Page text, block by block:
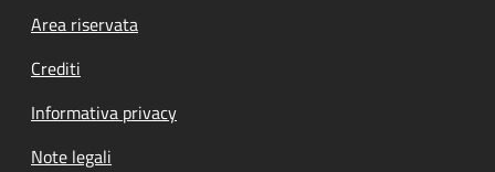
Footer menu
Area riservata
Crediti
Informativa privacy
Note legali